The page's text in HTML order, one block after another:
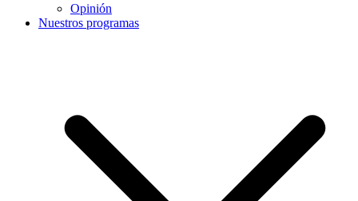
Opinión
Nuestros programas